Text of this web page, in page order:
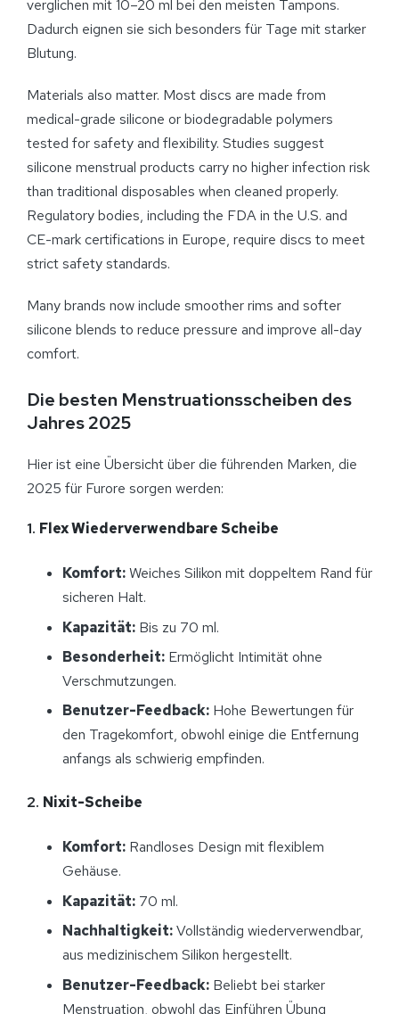
verglichen mit 10–20 ml bei den meisten Tampons.
Dadurch eignen sie sich besonders für Tage mit starker
Blutung.
Materials also matter. Most discs are made from
medical-grade silicone or biodegradable polymers
tested for safety and flexibility. Studies suggest
silicone menstrual products carry no higher infection risk
than traditional disposables when cleaned properly.
Regulatory bodies, including the FDA in the U.S. and
CE-mark certifications in Europe, require discs to meet
strict safety standards.
Many brands now include smoother rims and softer
silicone blends to reduce pressure and improve all-day
comfort.
Die besten Menstruationsscheiben des
Jahres 2025
Hier ist eine Übersicht über die führenden Marken, die
2025 für Furore sorgen werden:
1. Flex Wiederverwendbare Scheibe
Komfort:Weiches Silikon mit doppeltem Rand für
sicheren Halt.
Kapazität: Bis zu 70 ml.
Besonderheit: Ermöglicht Intimität ohne
Verschmutzungen.
Benutzer-Feedback: Hohe Bewertungen für
den Tragekomfort, obwohl einige die Entfernung
anfangs als schwierig empfinden.
2. Nixit-Scheibe
Komfort: Randloses Design mit flexiblem
Gehäuse.
Kapazität: 70 ml.
Nachhaltigkeit:Vollständig wiederverwendbar,
aus medizinischem Silikon hergestellt.
Benutzer-Feedback: Beliebt bei starker
Menstruation, obwohl das Einführen Übung